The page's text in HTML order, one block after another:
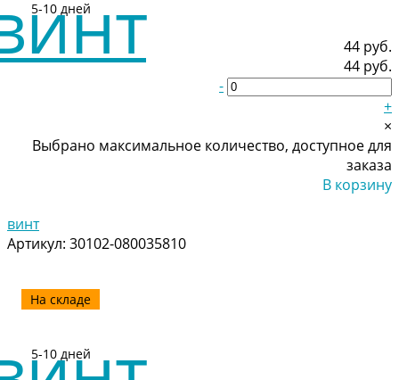
5-10 дней
44 руб.
44 руб.
-
+
×
Выбрано максимальное количество, доступное для
заказа
В корзину
винт
Артикул: 30102-080035810
На складе
5-10 дней